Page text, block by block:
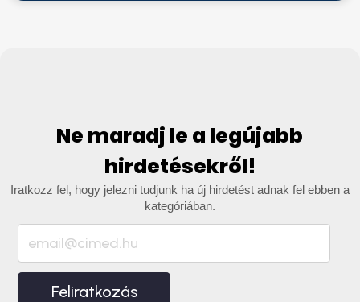
Ne maradj le a legújabb
hirdetésekről!
Iratkozz fel, hogy jelezni tudjunk ha új hirdetést adnak fel ebben a
kategóriában.
Feliratkozás